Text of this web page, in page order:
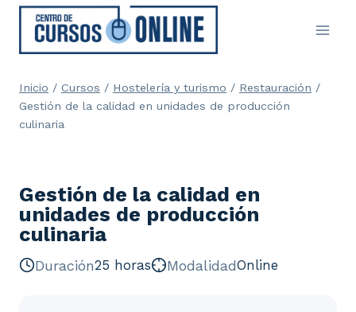
Saltar
contenido
Inicio / Cursos / Hostelería y turismo / Restauración /
Gestión de la calidad en unidades de producción
culinaria
Gestión de la calidad en
unidades de producción
culinaria
Duración25 horas ModalidadOnline